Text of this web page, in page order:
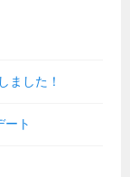
ました！
ート